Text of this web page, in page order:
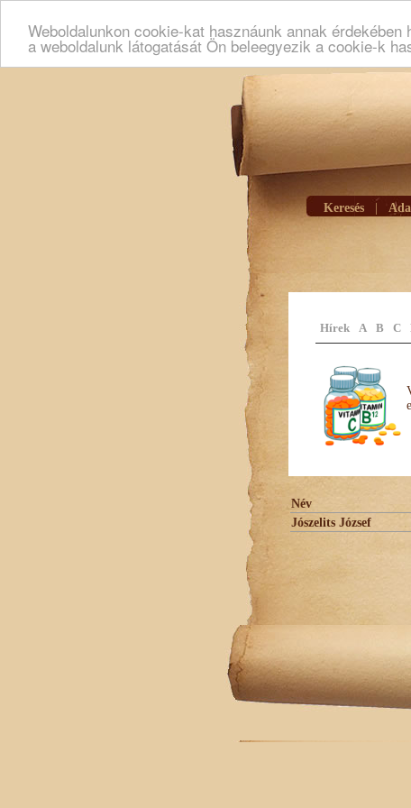
Weboldalunkon cookie-kat hasznáunk annak
a weboldalunk látogatását Ön beleegyezik a cookie-k
Keresés
Hírek A B C
Név
Jószelits József